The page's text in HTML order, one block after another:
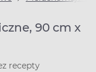
90 cm x
recepty